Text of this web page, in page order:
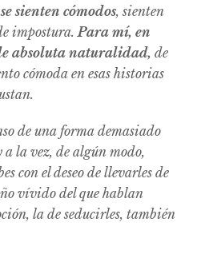
sienten cómodos, sienten
impostura.Para mí, en
absoluta naturalidad, de
cómoda en esas historias
de una forma demasiado
a la vez, de algún modo,
con el deseo de llevarles de
vívido del que hablan
la de seducirles, también